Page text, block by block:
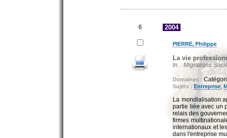
6 2004
PIERRE, Philippe
La vie
In. : Migrations
Domaines :
Sujets : Entreprise;
La mondialisation
partie liée avec un
relais des
firmes
internationaux et
dans l'entreprise